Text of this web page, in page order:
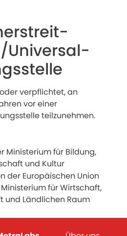
Universal­
verpflichtet, an
vor einer
teilzunehmen.